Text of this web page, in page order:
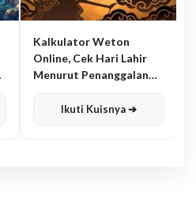
Kalkulator Weton
Online, Cek Hari Lahir
Menurut Penanggalan
Ikuti Kuisnya ➔